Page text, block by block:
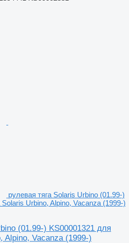
рулевая тяга Solaris Urbino (01.99-)
Urbino, Alpino, Vacanza (1999-)
(01.99-) KS00001321 для
Alpino, Vacanza (1999-)